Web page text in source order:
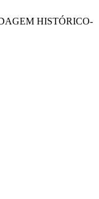
HISTÓRICO-